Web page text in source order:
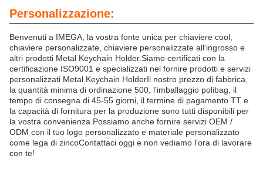
Personalizzazione:
Benvenuti a IMEGA, la vostra fonte unica per chiaviere cool,
chiaviere personalizzate, chiaviere personalizzate all'ingrosso e
altri prodotti Metal Keychain Holder.Siamo certificati con la
certificazione ISO9001 e specializzati nel fornire prodotti e servizi
personalizzati Metal Keychain HolderIl nostro prezzo di fabbrica,
la quantità minima di ordinazione 500, l'imballaggio polibag, il
tempo di consegna di 45-55 giorni, il termine di pagamento TT e
la capacità di fornitura per la produzione sono tutti disponibili per
la vostra convenienza.Possiamo anche fornire servizi OEM /
ODM con il tuo logo personalizzato e materiale personalizzato
come lega di zincoContattaci oggi e non vediamo l'ora di lavorare
con te!